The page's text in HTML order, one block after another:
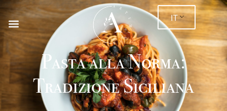
Pasta alla Norma:
Tradizione Siciliana
IT